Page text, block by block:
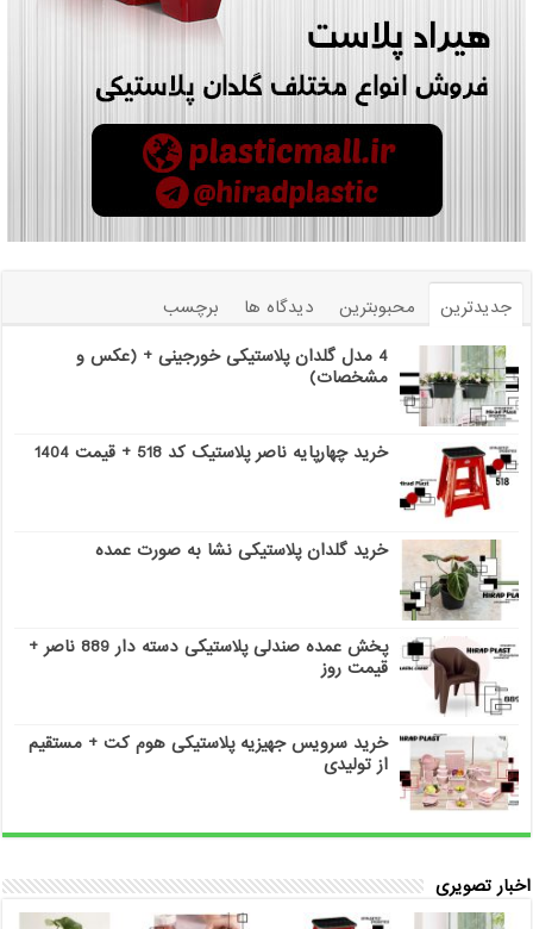
جدیدترین محبوبترین دیدگاه ها
برچسب
4 مدل گلدان پلاستیکی خورجینی + (عکس و
مشخصات)
خرید چهارپایه ناصر پلاستیک کد 518 + قیمت 1404
خرید گلدان پلاستیکی نشا به صورت عمده
پخش عمده صندلی پلاستیکی دسته دار 889 ناصر +
قیمت روز
خرید سرویس جهیزیه پلاستیکی هوم کت + مستقیم
از تولیدی
اخبار تصویری